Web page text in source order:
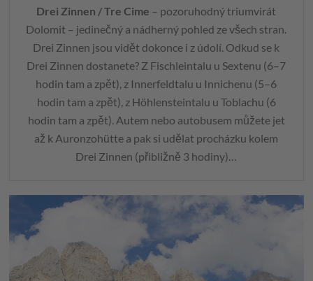
Drei Zinnen / Tre Cime – pozoruhodný triumvirát
Dolomit – jedinečný a nádherný pohled ze všech stran.
Drei Zinnen jsou vidět dokonce i z údolí. Odkud se k
Drei Zinnen dostanete? Z Fischleintalu u Sextenu (6–7
hodin tam a zpět), z Innerfeldtalu u Innichenu (5–6
hodin tam a zpět), z Höhlensteintalu u Toblachu (6
hodin tam a zpět). Autem nebo autobusem můžete jet
až k Auronzohütte a pak si udělat procházku kolem
Drei Zinnen (přibližně 3 hodiny)…